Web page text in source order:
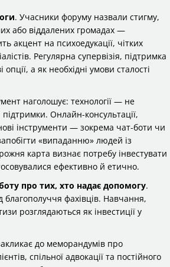
. Учасники форуму назвали стигму,
або віддалених громадах —
акцент на психоедукації, чітких
Регулярна супервізія, підтримка
а як необхідні умови сталості
наголошує: технології — не
Онлайн-консультації,
інструменти — зокрема чат-боти чи
«випаданню» людей із
карта визнає потребу інвестувати
ефективно й етично.
про тих, хто надає допомогу.
благополуччя фахівців. Навчання,
розглядаються як інвестиції у
до меморандумів про
спільної адвокації та постійного